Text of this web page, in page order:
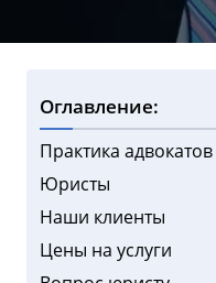
Оглавление:
Практика адвокатов
Юристы
Наши клиенты
Цены на услуги